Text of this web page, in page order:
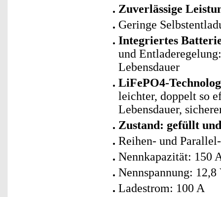
Zuverlässige
Geringe
Integriertes
und
Lebensdauer
LiFePO4-
leichter, doppelt so
Lebensdauer,
Zustand: gefüllt
Reihen- und
Nennkapazität: 150
Nennspannung: 12,8
Ladestrom: 100 A